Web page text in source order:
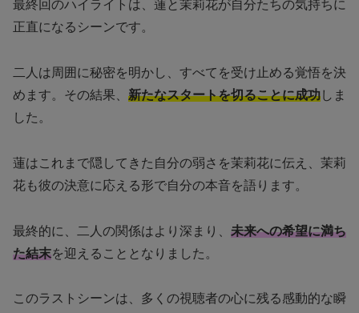
最終回のハイライトは、蓮と茉莉花が自分たちの気持ちに
正直になるシーンです。
二人は周囲に秘密を明かし、すべてを受け止める覚悟を決
めます。その結果、 新たなスタートを切ることに成功しま
した。
蓮はこれまで隠してきた自分の弱さを茉莉花に伝え、茉莉
花も彼の決意に応える形で自分の本音を語ります。
最終的に、二人の関係はより深まり、 未来への希望に満ち
た結末を迎えることとなりました。
このラストシーンは、多くの視聴者の心に残る感動的な瞬